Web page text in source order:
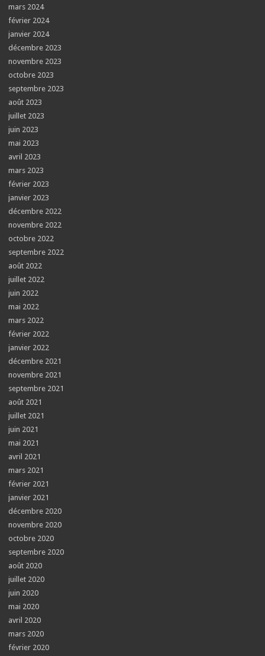
mars 2024
février 2024
janvier 2024
décembre 2023
novembre 2023
octobre 2023
septembre 2023
août 2023
juillet 2023
juin 2023
mai 2023
avril 2023
mars 2023
février 2023
janvier 2023
décembre 2022
novembre 2022
octobre 2022
septembre 2022
août 2022
juillet 2022
juin 2022
mai 2022
mars 2022
février 2022
janvier 2022
décembre 2021
novembre 2021
septembre 2021
août 2021
juillet 2021
juin 2021
mai 2021
avril 2021
mars 2021
février 2021
janvier 2021
décembre 2020
novembre 2020
octobre 2020
septembre 2020
août 2020
juillet 2020
juin 2020
mai 2020
avril 2020
mars 2020
février 2020